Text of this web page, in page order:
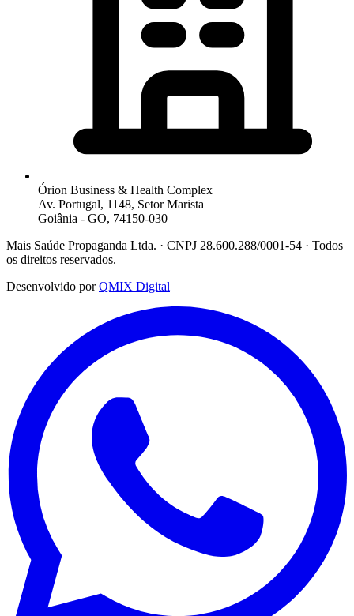
Órion Business & Health Complex
Av. Portugal, 1148, Setor Marista
Goiânia - GO, 74150-030
Mais Saúde Propaganda Ltda. · CNPJ 28.600.288/0001-54 · Todos
os direitos reservados.
Desenvolvido por QMIX Digital